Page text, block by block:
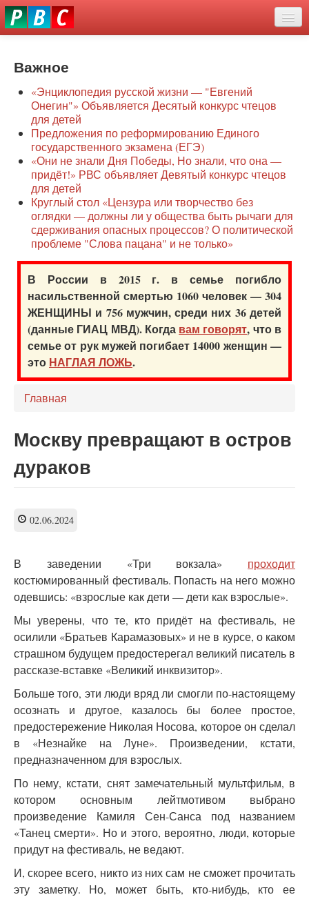
Перейти
к
О нас
Защита семей
Образование
Наше сопротивление
Регионы
Видео
Важное
«Энциклопедия русской жизни — "Евгений
Онегин"» Объявляется Десятый конкурс чтецов
для детей
Предложения по реформированию Единого
государственного экзамена (ЕГЭ)
«Они не знали Дня Победы, Но знали, что она —
придёт!» РВС объявляет Девятый конкурс чтецов
для детей
Круглый стол «Цензура или творчество без
оглядки — должны ли у общества быть рычаги для
сдерживания опасных процессов? О политической
проблеме "Слова пацана" и не только»
В России в 2015 г. в семье погибло
насильственной смертью 1060 человек — 304
ЖЕНЩИНЫ и 756 мужчин, среди них 36 детей
(данные ГИАЦ МВД). Когда вам говорят, что в
семье от рук мужей погибает 14000 женщин —
это НАГЛАЯ ЛОЖЬ.
Главная
Москву превращают в остров
дураков
02.06.2024
В заведении «Три вокзала»
проходит
костюмированный фестиваль. Попасть на него можно
одевшись: «взрослые как дети — дети как взрослые».
Мы уверены, что те, кто придёт на фестиваль, не
осилили «Братьев Карамазовых» и не в курсе, о каком
страшном будущем предостерегал великий писатель в
рассказе-вставке «Великий инквизитор».
Больше того, эти люди вряд ли смогли по-настоящему
осознать и другое, казалось бы более простое,
предостережение Николая Носова, которое он сделал
в «Незнайке на Луне». Произведении, кстати,
предназначенном для взрослых.
По нему, кстати, снят замечательный мультфильм, в
котором основным лейтмотивом выбрано
произведение Камиля Сен-Санса под названием
«Танец смерти». Но и этого, вероятно, люди, которые
придут на фестиваль, не ведают.
И, скорее всего, никто из них сам не сможет прочитать
эту заметку. Но, может быть, кто-нибудь, кто ее